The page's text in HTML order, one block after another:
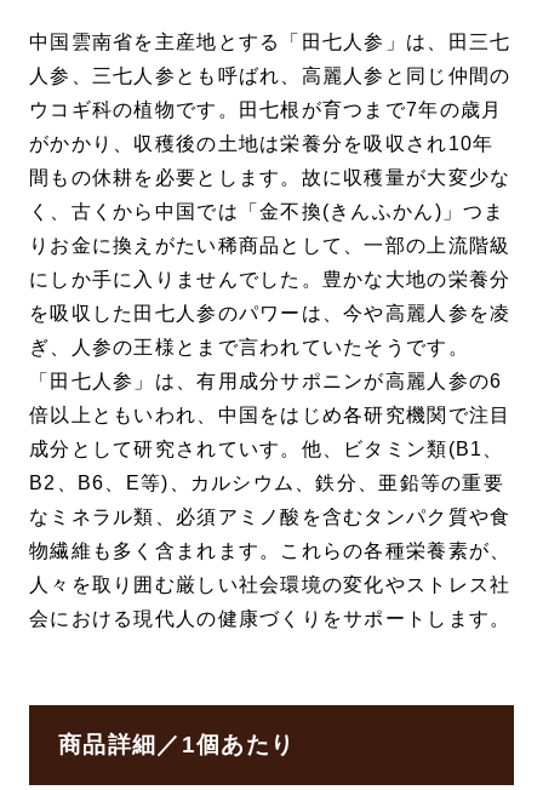
中国雲南省を主産地とする「田七人参」は、田三七
人参、三七人参とも呼ばれ、高麗人参と同じ仲間の
ウコギ科の植物です。田七根が育つまで7年の歳月
がかかり、収穫後の土地は栄養分を吸収され10年
間もの休耕を必要とします。故に収穫量が大変少な
く、古くから中国では「金不換(きんふかん)」つま
りお金に換えがたい稀商品として、一部の上流階級
にしか手に入りませんでした。豊かな大地の栄養分
を吸収した田七人参のパワーは、今や高麗人参を凌
ぎ、人参の王様とまで言われていたそうです。
「田七人参」は、有用成分サポニンが高麗人参の6
倍以上ともいわれ、中国をはじめ各研究機関で注目
成分として研究されていす。他、ビタミン類(B1、
B2、B6、E等)、カルシウム、鉄分、亜鉛等の重要
なミネラル類、必須アミノ酸を含むタンパク質や食
物繊維も多く含まれます。これらの各種栄養素が、
人々を取り囲む厳しい社会環境の変化やストレス社
会における現代人の健康づくりをサポートします。
商品詳細／1個あたり